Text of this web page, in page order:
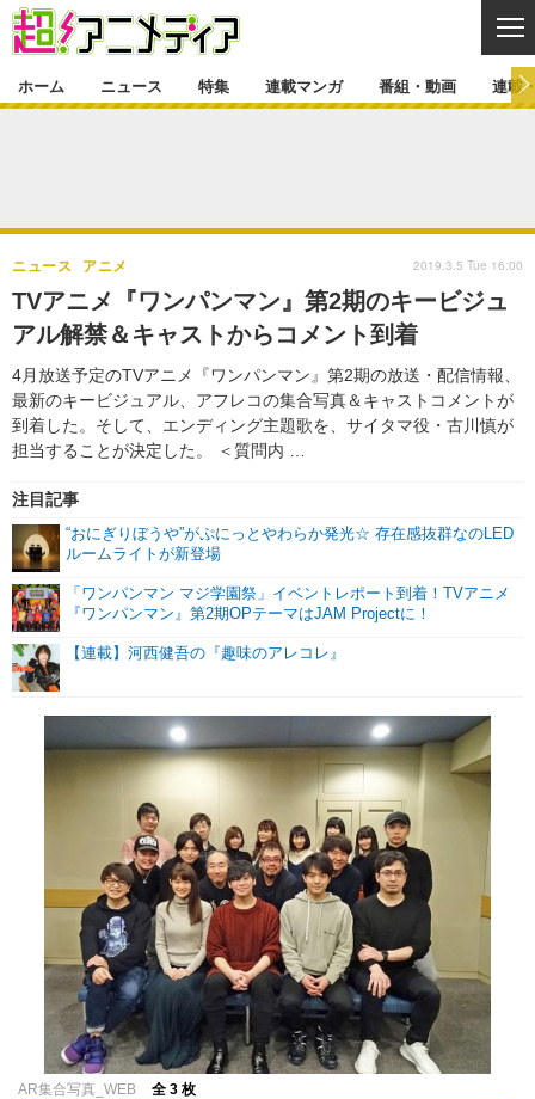
ゲーム・アプリ マンガ
グッズ イベント
声優 コスプレ
舞台 新帝スタ
特集一覧 カバー
ラキりす
連載マンガ
連載マンガ一覧
番組・動画一覧 ラジオ
動画
連載・ブログ
連載・ブログ一覧 コラム
編集部ブログ・お知らせ
ホーム ニュース 特集 連載マンガ 番組・動画 連載
TVアニメ『ワンパンマン』第2期のキービジュ
アル解禁＆キャストからコメント到着
4月放送予定のTVアニメ『ワンパンマン』第2期の放送・配信情報、
最新のキービジュアル、アフレコの集合写真＆キャストコメントが
到着した。そして、エンディング主題歌を、サイタマ役・古川慎が
担当することが決定した。 ＜質問内 …
ニュース アニメ
注目記事
“おにぎりぼうや”がぷにっとやわらか発光☆ 存在感抜群なのLED
ルームライトが新登場
「ワンパンマン マジ学園祭」イベントレポート到着！TVアニメ
『ワンパンマン』第2期OPテーマはJAM Projectに！
【連載】河西健吾の『趣味のアレコレ』
2019.3.5 Tue 16:00
AR集合写真_WEB 全 3 枚